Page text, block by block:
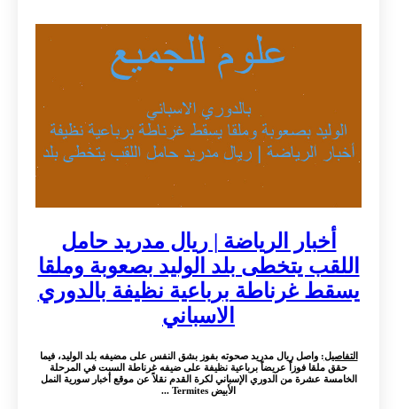
أخبار الرياضة | ريال مدريد حامل
اللقب يتخطى بلد الوليد بصعوبة وملقا
يسقط غرناطة برباعية نظيفة بالدوري
الاسباني
التفاصيل: واصل ريال مدريد صحوته بفوز بشق النفس على مضيفه بلد الوليد، فيما
حقق ملقا فوزاً عريضاً برباعية نظيفة على ضيفه غرناطة السبت في المرحلة
الخامسة عشرة من الدوري الإسباني لكرة القدم نقلاً عن موقع أخبار سورية النمل
الأبيض Termites ...